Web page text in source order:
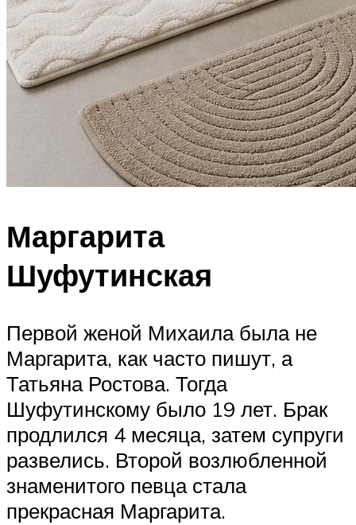
Маргарита
Шуфутинская
Первой женой Михаила была не
Маргарита, как часто пишут, а
Татьяна Ростова. Тогда
Шуфутинскому было 19 лет. Брак
продлился 4 месяца, затем супруги
развелись. Второй возлюбленной
знаменитого певца стала
прекрасная Маргарита.